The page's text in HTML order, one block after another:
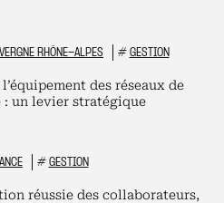
RHÔNE-ALPES # GESTION
des réseaux de
: un levier stratégique
# GESTION
réussie des collaborateurs,